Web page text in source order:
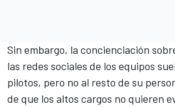
Sin embargo, la concienciación
las redes sociales de los equipos
pilotos, pero no al resto de su
de que los altos cargos no quieren